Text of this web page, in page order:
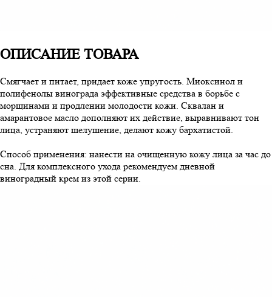
ОПИСАНИЕ ТОВАРА
Смягчает и питает, придает коже упругость. Миоксинол и
полифенолы винограда эффективные средства в борьбе с
морщинами и продлении молодости кожи. Сквалан и
амарантовое масло дополняют их действие, выравнивают тон
лица, устраняют шелушение, делают кожу бархатистой.
Способ применения: нанести на очищенную кожу лица за час до
сна. Для комплексного ухода рекомендуем дневной
виноградный крем из этой серии.